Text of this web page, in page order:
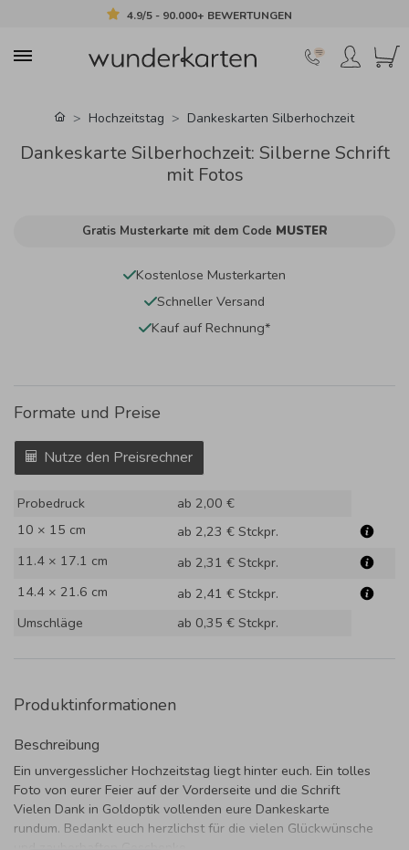
4.9/5 - 90.000+ BEWERTUNGEN
Hochzeitstag Dankeskarten Silberhochzeit
Dankeskarte Silberhochzeit: Silberne Schrift
mit Fotos
Gratis Musterkarte mit dem Code MUSTER
Kostenlose Musterkarten
Schneller Versand
Kauf auf Rechnung*
Formate und Preise
Nutze den Preisrechner
Probedruck
ab 2,00 €
10 × 15 cm
ab 2,23 € Stckpr.
11.4 × 17.1 cm
ab 2,31 € Stckpr.
14.4 × 21.6 cm
ab 2,41 € Stckpr.
Umschläge
ab 0,35 € Stckpr.
Produktinformationen
Beschreibung
Ein unvergesslicher Hochzeitstag liegt hinter euch. Ein tolles
Foto von eurer Feier auf der Vorderseite und die Schrift
Vielen Dank in Goldoptik vollenden eure Dankeskarte
rundum. Bedankt euch herzlichst für die vielen Glückwünsche